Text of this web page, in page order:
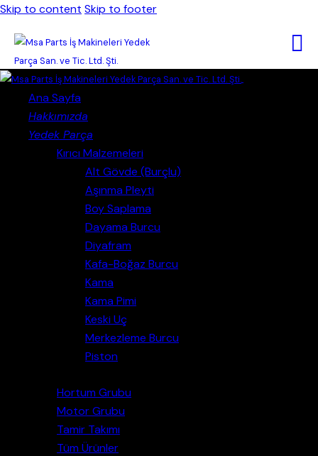
Skip to content Skip to footer
Ana Sayfa
Hakkımızda
Yedek Parça
Kırıcı Malzemeleri
Alt Gövde (Burçlu)
Aşınma Pleyti
Boy Saplama
Dayama Burcu
Diyafram
Kafa-Boğaz Burcu
Kama
Kama Pimi
Keski Uç
Merkezleme Burcu
Piston
Hortum Grubu
Motor Grubu
Tamir Takımı
Tüm Ürünler